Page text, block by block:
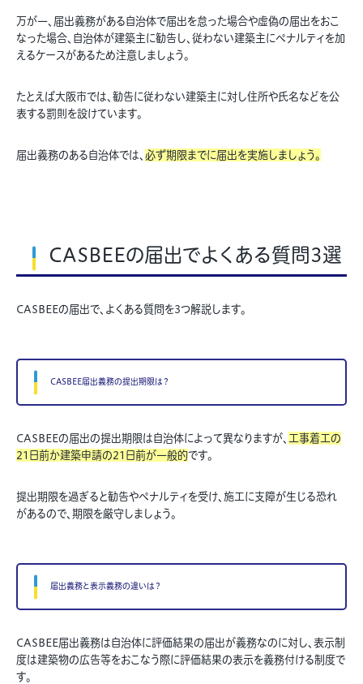
万が一、届出義務がある自治体で届出を怠った場合や虚偽の届出をおこ
なった場合、自治体が建築主に勧告し、従わない建築主にペナルティを加
えるケースがあるため注意しましょう。
たとえば大阪市では、勧告に従わない建築主に対し住所や氏名などを公
表する罰則を設けています。
届出義務のある自治体では、 必ず期限までに届出を実施しましょう。
CASBEEの届出でよくある質問3選
CASBEEの届出で、よくある質問を3つ解説します。
CASBEE届出義務の提出期限は？
CASBEEの届出の提出期限は自治体によって異なりますが、 工事着工の
21日前か建築申請の21日前が一般的です。
提出期限を過ぎると勧告やペナルティを受け、施工に支障が生じる恐れ
があるので、期限を厳守しましょう。
届出義務と表示義務の違いは？
CASBEE届出義務は自治体に評価結果の届出が義務なのに対し、表示制
度は建築物の広告等をおこなう際に評価結果の表示を義務付ける制度で
す。